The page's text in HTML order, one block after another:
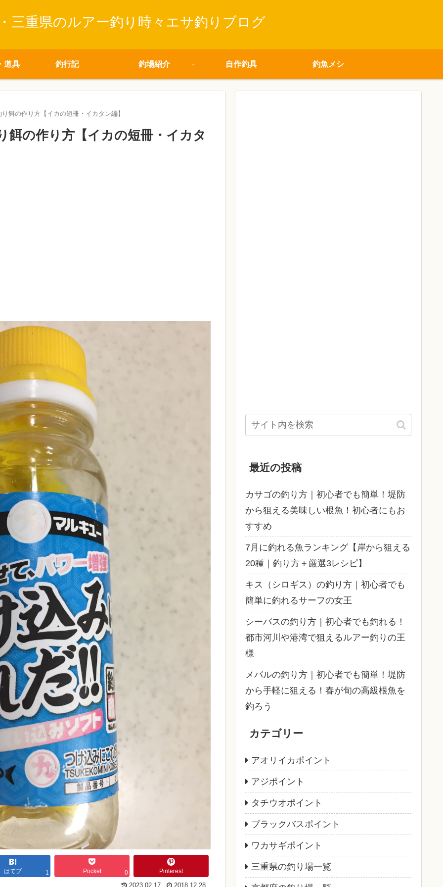
三重県のルアー釣り時々エサ釣りブログ
道具 釣行記 釣場紹介 自作釣具 釣魚メシ
餌の作り方【イカの短冊・イカタン編】
餌の作り方【イカの短冊・イカタ
はてブ 1 Pocket 0 Pinterest
2023.02.17 2018.12.28
最近の投稿
カサゴの釣り方｜初心者でも簡単！堤防
から狙える美味しい根魚！初心者にもお
すすめ
7月に釣れる魚ランキング【岸から狙える
20種｜釣り方＋厳選3レシピ】
キス（シロギス）の釣り方｜初心者でも
簡単に釣れるサーフの女王
シーバスの釣り方｜初心者でも釣れる！
都市河川や港湾で狙えるルアー釣りの王
様
メバルの釣り方｜初心者でも簡単！堤防
から手軽に狙える！春が旬の高級根魚を
釣ろう
カテゴリー
アオリイカポイント
アジポイント
タチウオポイント
ブラックバスポイント
ワカサギポイント
三重県の釣り場一覧